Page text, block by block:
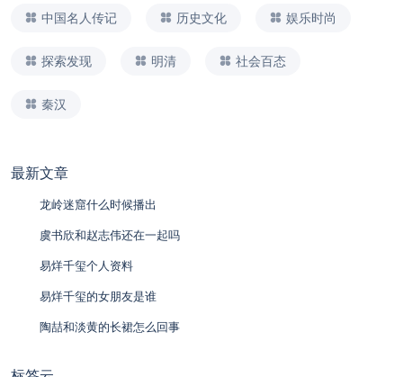
中国名人传记 历史文化 娱乐时尚
探索发现 明清 社会百态
秦汉
最新文章
龙岭迷窟什么时候播出
虞书欣和赵志伟还在一起吗
易烊千玺个人资料
易烊千玺的女朋友是谁
陶喆和淡黄的长裙怎么回事